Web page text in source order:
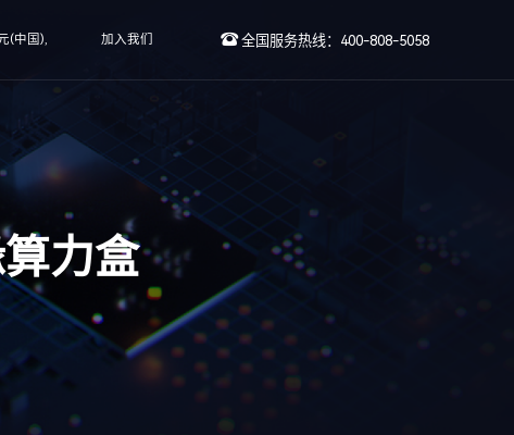
(中国), 加入我们 全国服务热线：400-808-5058
力盒